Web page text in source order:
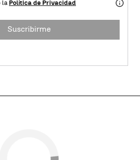
la Política de Privacidad
Suscribirme